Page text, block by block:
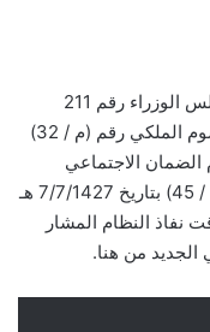
قانون الضمان الاجتماعي الصادر بقرار مجلس الوزراء رقم 211
وتاريخ 2/4/1442 هـ المصادق عليه بالمرسوم الملكي رقم (م / 32)
نظام الضمان الاجتماعي
(السابق) الصادر بالمرسوم الملكي رقم (م / 45) بتاريخ 7/7/1427 هـ
نفاذ النظام المشار
الجديد من هنا.